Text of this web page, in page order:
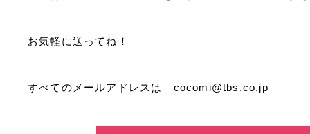
お気軽に送ってね！
すべてのメールアドレスは cocomi@tbs.co.jp